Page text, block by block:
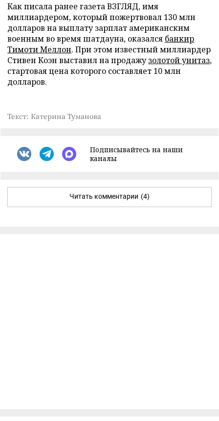
Как писала ранее газета ВЗГЛЯД, имя
миллиардером, который пожертвовал 130 млн
долларов на выплату зарплат американским
военным во время шатдауна, оказался банкир
Тимоти Меллон. При этом известный миллиардер
Стивен Коэн выставил на продажузолотой унитаз,
стартовая цена которого составляет 10 млн
долларов.
Текст: Катерина Туманова
Подписывайтесь на наши
каналы
Читать комментарии (4)